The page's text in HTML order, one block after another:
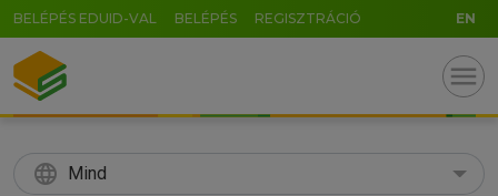
BELÉPÉS EDUID-VAL BELÉPÉS REGISZTRÁCIÓ EN
menu
language Mind